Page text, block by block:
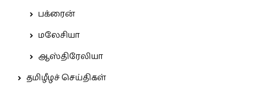
பக்ரைன்
மலேசியா
ஆஸ்திரேலியா
தமிழீழச் செய்திகள்